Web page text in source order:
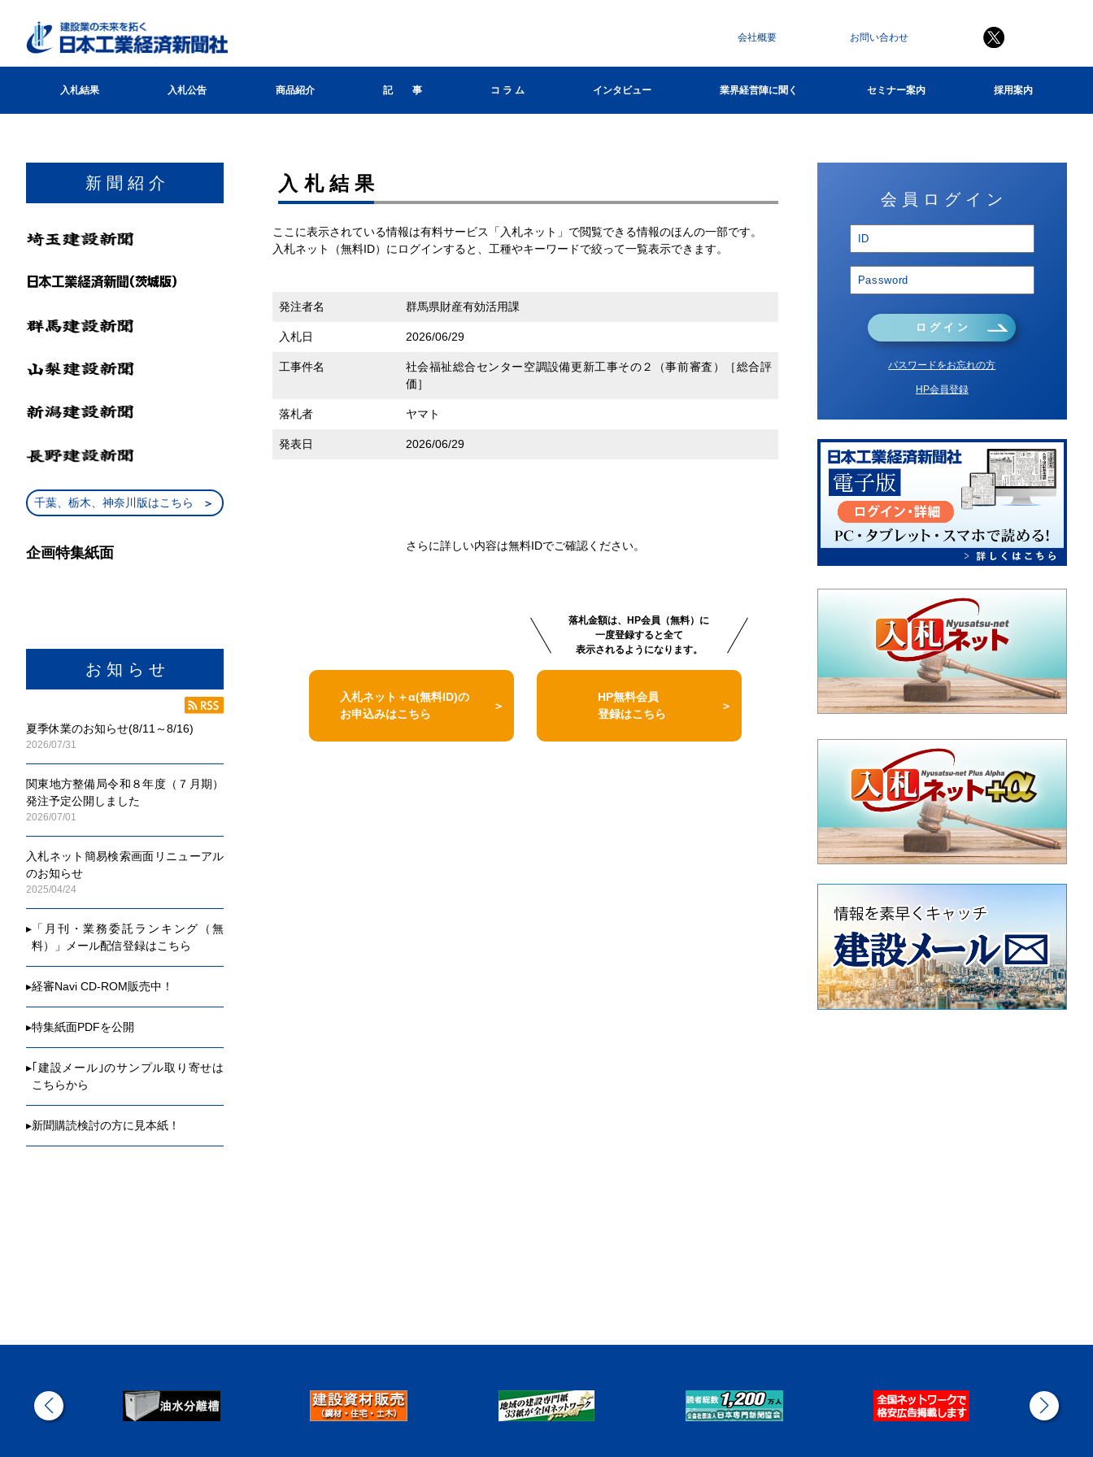
会社概要 お問い合わせ
入札結果 入札公告 商品紹介 記 事 コ ラ ム インタビュー 業界経営陣に聞く セミナー案内 採用案内
新 聞 紹 介
千葉、栃木、神奈川版はこちら
企画特集紙面
お 知 ら せ
夏季休業のお知らせ(8/11～8/16)
2026/07/31
関東地方整備局令和８年度（７月期）
発注予定公開しました
2026/07/01
入札ネット簡易検索画面リニューアル
のお知らせ
2025/04/24
▸ 「月刊・業務委託ランキング（無
料）」メール配信登録はこちら
▸経審Navi CD-ROM販売中！
▸特集紙面PDFを公開
▸ ｢建設メール｣のサンプル取り寄せは
こちらから
▸新聞購読検討の方に見本紙！
⼊札結果
ここに表示されている情報は有料サービス「入札ネット」で閲覧できる情報のほんの一部です。
入札ネット（無料ID）にログインすると、工種やキーワードで絞って一覧表示できます。
発注者名 群馬県財産有効活用課
入札日 2026/06/29
工事件名
社会福祉総合センター空調設備更新工事その２（事前審査）［総合評
価］
落札者 ヤマト
発表日 2026/06/29
さらに詳しい内容は無料IDでご確認ください。
入札ネット＋α(無料ID)の
お申込みはこちら
落札金額は、HP会員（無料）に
一度登録すると全て
表示されるようになります。
HP無料会員
登録はこちら
会 員 ロ グ イ ン
ロ グ イ ン
パスワードをお忘れの方
HP会員登録